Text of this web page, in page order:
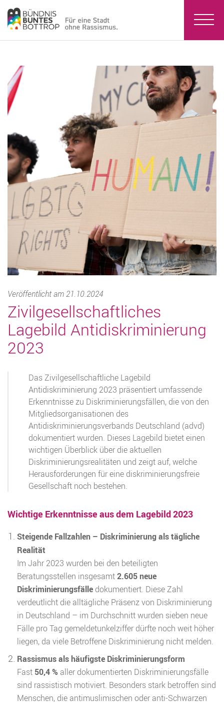
Veröffentlicht am 21.10.2024
Zivilgesellschaftliches
Lagebild Antidiskriminierung
2023
Das Zivilgesellschaftliche Lagebild
Antidiskriminierung 2023 präsentiert umfassende
Erkenntnisse zu Diskriminierungsfällen, die von den
Mitgliedsorganisationen des
Antidiskriminierungsverbands Deutschland (advd)
dokumentiert wurden. Dieses Lagebild bietet einen
wichtigen Überblick über die aktuellen
Diskriminierungsrealitäten und zeigt auf, welche
Herausforderungen für eine diskriminierungsfreie
Gesellschaft noch bestehen.
Wichtige Erkenntnisse aus dem Lagebild 2023
Steigende Fallzahlen – Diskriminierung als tägliche
Realität
Im Jahr 2023 wurden bei den beteiligten
Beratungsstellen insgesamt2.605 neue
Diskriminierungsfälle dokumentiert. Diese Zahl
verdeutlicht die alltägliche Präsenz von Diskriminierung
in Deutschland – im Durchschnitt wurden sieben neue
Fälle pro Tag gemeldetunkelziffer dürfte noch weit höher
liegen, da viele Betroffene Diskriminierung nicht melden.
Rassismus als häufigste Diskriminierungsform
Fast 50,4 % aller dokumentierten Diskriminierungsfälle
sind rassistisch motiviert. Besonders stark betroffen sind
Menschen, die antimuslimischen oder anti-Schwarzen